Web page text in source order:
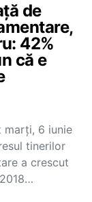
de
42%
că e
marți, 6 iunie
tinerilor
a crescut